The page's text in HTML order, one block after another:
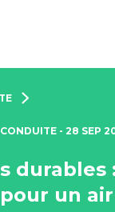
- 28 SEP
durables
un